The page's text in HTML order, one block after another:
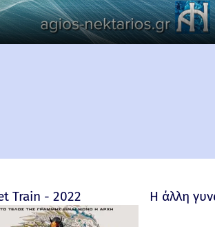
- Trailer 2019 (Greek subs)
Train - 2022 Η άλλη